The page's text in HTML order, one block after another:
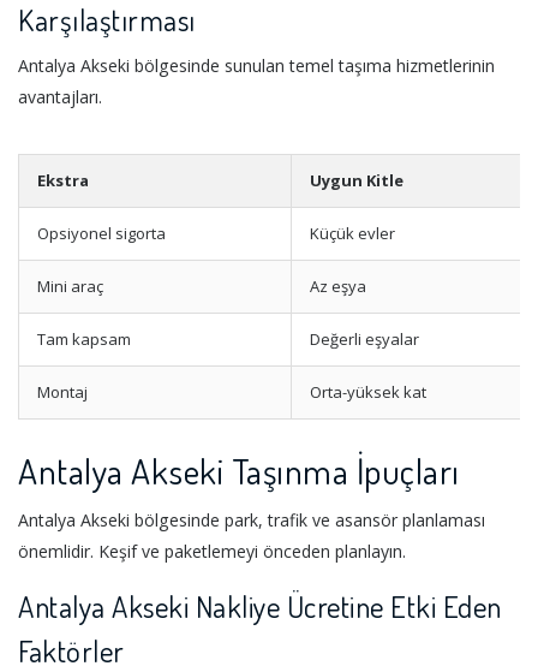
Karşılaştırması
Antalya Akseki bölgesinde sunulan temel taşıma hizmetlerinin
avantajları.
Ekstra Uygun Kitle
Opsiyonel sigorta Küçük evler
Mini araç Az eşya
Tam kapsam Değerli eşyalar
Montaj Orta-yüksek kat
Antalya Akseki Taşınma İpuçları
Antalya Akseki bölgesinde park, trafik ve asansör planlaması
önemlidir. Keşif ve paketlemeyi önceden planlayın.
Antalya Akseki Nakliye Ücretine Etki Eden
Faktörler